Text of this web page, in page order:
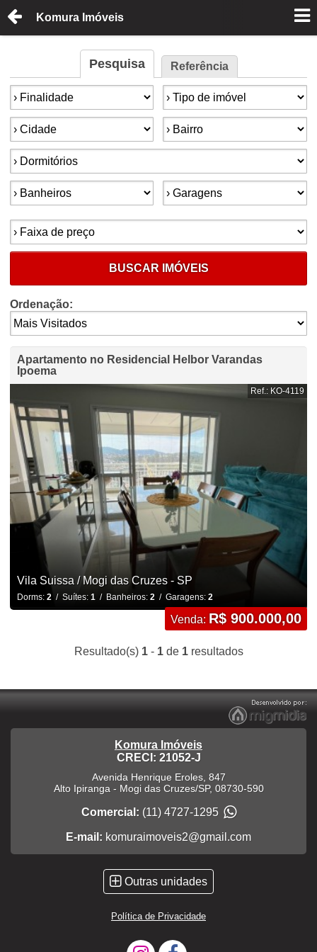
Komura Imóveis
Pesquisa Referência
Finalidade: Tipo de imóvel:
Cidade: Bairro:
Dormitórios:
Banheiros: Garagens:
Faixa de preço:
BUSCAR IMÓVEIS
Ordenação:
Apartamento no Residencial Helbor Varandas
Ipoema
Ref.: KO-4119
Vila Suissa / Mogi das Cruzes - SP
Dorms: 2/ Suítes: 1/ Banheiros: 2/ Garagens: 2
Venda: R$ 900.000,00
Resultado(s) 1- 1de 1resultados
Komura Imóveis
CRECI: 21052-J
Avenida Henrique Eroles, 847
Alto Ipiranga - Mogi das Cruzes/SP, 08730-590
Comercial: (11) 4727-1295
E-mail: komuraimoveis2@gmail.com
Outras unidades
Política de Privacidade